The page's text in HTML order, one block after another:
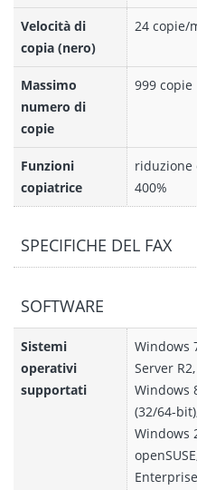
Velocità di
copia (nero)
24 copie/
Massimo
numero di
copie
999 copie
Funzioni
copiatrice
riduzione
400%
SPECIFICHE DEL FAX
SOFTWARE
Sistemi
operativi
supportati
Windows
Server
Windows
(32/64-
Windows